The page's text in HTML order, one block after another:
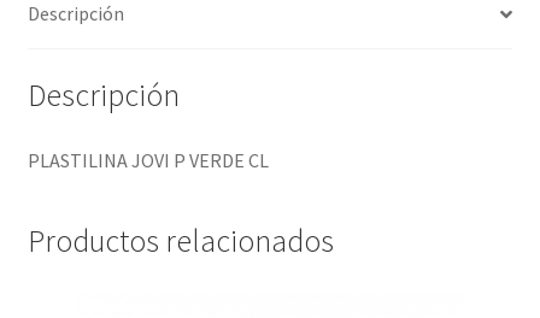
Descripción
Descripción
PLASTILINA JOVI P VERDE CL
Productos relacionados